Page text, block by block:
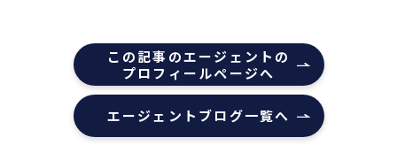
また機会があれば是非REDSを利用したいし、紹介
していきたいと思います。
エージェントの指名は下山さんをオススメします！
本当にありがとうございました！
この記事のエージェントの
プロフィールページへ
エージェントブログ一覧へ